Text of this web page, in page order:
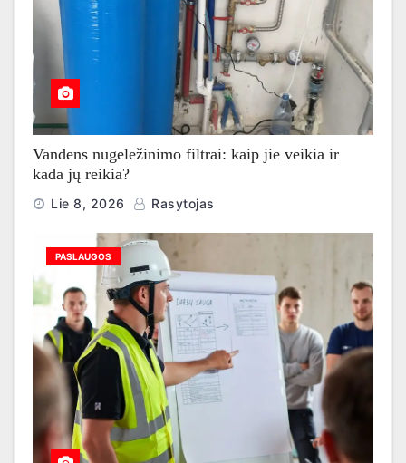
Vandens nugeležinimo filtrai: kaip jie veikia ir
kada jų reikia?
Lie 8, 2026 Rasytojas
PASLAUGOS